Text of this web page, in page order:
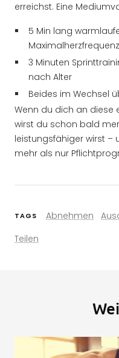
TAGS Abnehmen
Teilen
erreichst. Eine
5 Min lang
Maximalherzfrequenz
3 Minuten
nach Alter
Beides im Wechsel
Wenn du dich an diese
wirst du schon bald
leistungsfähiger wirst –
mehr als nur